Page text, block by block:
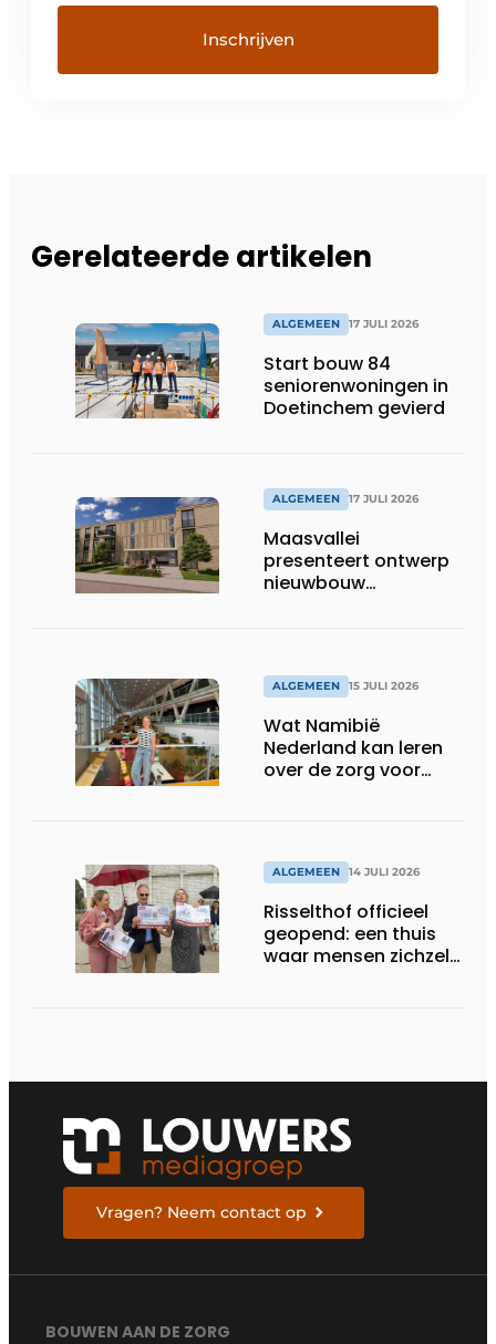
Gerelateerde artikelen
ALGEMEEN 17 JULI 2026
Start bouw 84
seniorenwoningen in
Doetinchem gevierd
ALGEMEEN 17 JULI 2026
Maasvallei
presenteert ontwerp
nieuwbouw
ALGEMEEN 15 JULI 2026
Wat Namibië
Nederland kan leren
over de zorg voor
ALGEMEEN 14 JULI 2026
Risselthof officieel
geopend: een thuis
waar mensen zichzelf
Vragen? Neem contact op
BOUWEN AAN DE ZORG